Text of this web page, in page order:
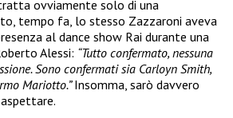
ovviamente solo di una
tempo fa, lo stesso Zazzaroni aveva
al dance show Rai durante una
Alessi: “Tutto confermato, nessuna
Sono confermati sia Carloyn Smith,
Mariotto.”Insomma, sarò davvero